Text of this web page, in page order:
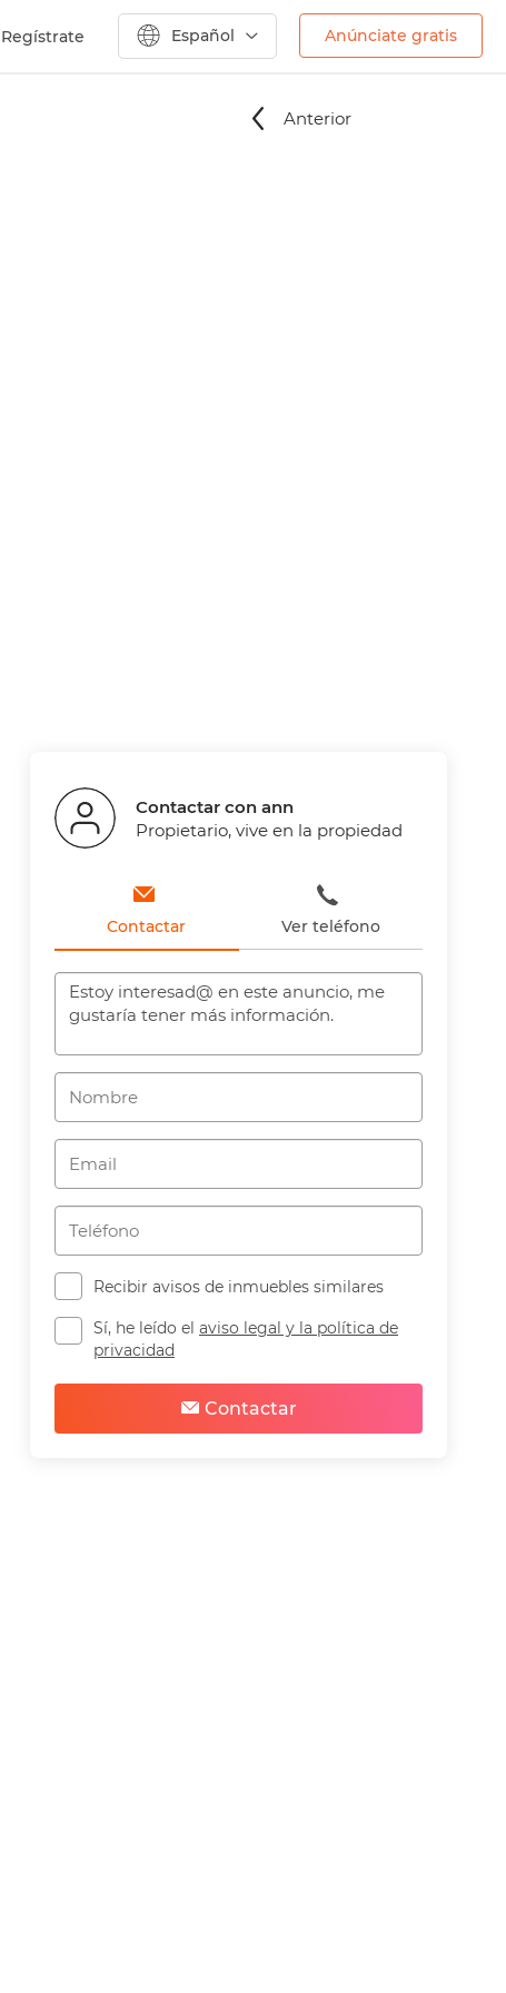
Regístrate Español Anúnciate gratis
Anterior
Contactar con ann
Propietario, vive en la propiedad
Contactar Ver teléfono
Recibir avisos de inmuebles similares
Sí, he leído el aviso legal y la política de
privacidad
Contactar